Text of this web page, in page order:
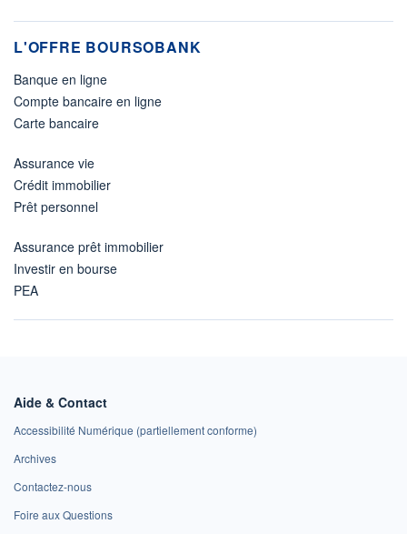
L'OFFRE BOURSOBANK
Banque en ligne
Compte bancaire en ligne
Carte bancaire
Assurance vie
Crédit immobilier
Prêt personnel
Assurance prêt immobilier
Investir en bourse
PEA
Aide & Contact
Accessibilité Numérique (partiellement conforme)
Archives
Contactez-nous
Foire aux Questions